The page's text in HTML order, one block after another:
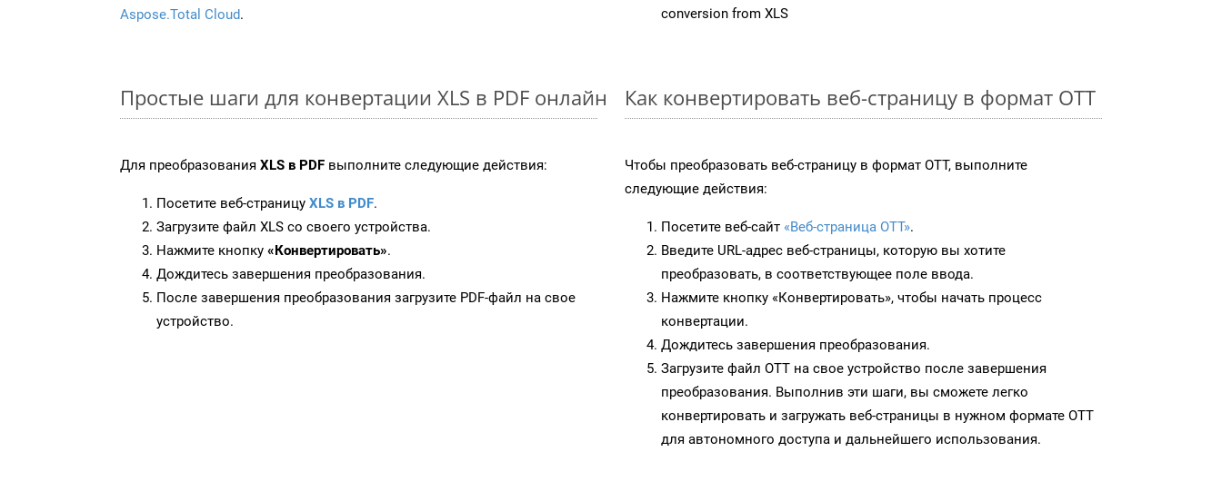
Aspose.Total Cloud.
conversion from XLS
Простые шаги для конвертации XLS в PDF онлайн
Для преобразования XLS в PDF выполните следующие действия:
Посетите веб-страницу XLS в PDF.
Загрузите файл XLS со своего устройства.
Нажмите кнопку «Конвертировать».
Дождитесь завершения преобразования.
После завершения преобразования загрузите PDF-файл на свое
устройство.
Как конвертировать веб-страницу в формат OTT
Чтобы преобразовать веб-страницу в формат OTT, выполните
следующие действия:
Посетите веб-сайт «Веб-страница OTT».
Введите URL-адрес веб-страницы, которую вы хотите
преобразовать, в соответствующее поле ввода.
Нажмите кнопку «Конвертировать», чтобы начать процесс
конвертации.
Дождитесь завершения преобразования.
Загрузите файл OTT на свое устройство после завершения
преобразования. Выполнив эти шаги, вы сможете легко
конвертировать и загружать веб-страницы в нужном формате OTT
для автономного доступа и дальнейшего использования.